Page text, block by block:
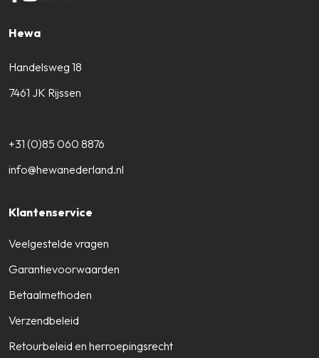
Hewa
Handelsweg 18
7461 JK Rijssen
+31 (0)85 060 8876
info@hewanederland.nl
Klantenservice
Veelgestelde vragen
Garantievoorwaarden
Betaalmethoden
Verzendbeleid
Retourbeleid en herroepingsrecht